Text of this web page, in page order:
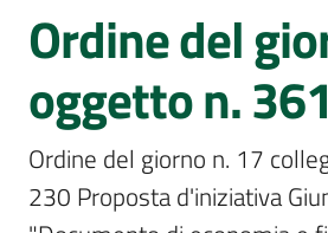
Per
i
media
Ordine del
oggetto n. 361
Ordine del giorno n. 17
230 Proposta d'iniziativa